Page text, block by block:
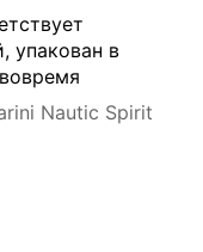
упакован в
Nautic Spirit